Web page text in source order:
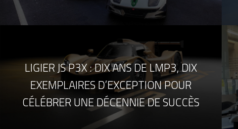
LIGIER JS P3X : DIX ANS DE LMP3, DIX
EXEMPLAIRES D’EXCEPTION POUR
CÉLÉBRER UNE DÉCENNIE DE SUCCÈS